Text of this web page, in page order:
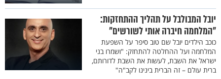
יובל המבולבל על תהליך ההתחזקות:
"המלחמה חיברה אותי לשורשים"
כוכב הילדים יובל שם טוב סיפר על השפעת
המלחמה ועל ההחלטה להתחזק: "ושמרו בני
ישראל את השבת, לעשות את השבת לדורותם,
ברית עולם – זה הברית בינינו לקב"ה"